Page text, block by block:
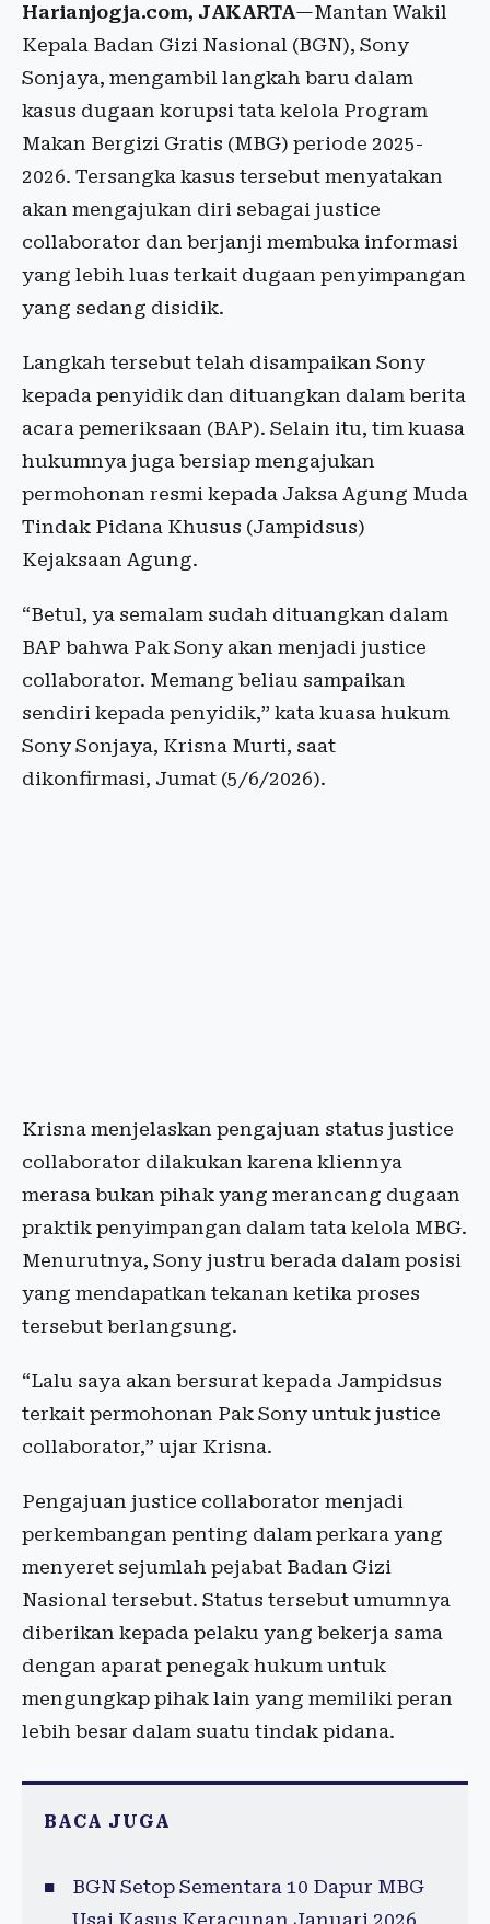
Harianjogja.com, JAKARTA—Mantan Wakil
Kepala Badan Gizi Nasional (BGN), Sony
Sonjaya, mengambil langkah baru dalam
kasus dugaan korupsi tata kelola Program
Makan Bergizi Gratis (MBG) periode 2025-
2026. Tersangka kasus tersebut menyatakan
akan mengajukan diri sebagai justice
collaborator dan berjanji membuka informasi
yang lebih luas terkait dugaan penyimpangan
yang sedang disidik.
Langkah tersebut telah disampaikan Sony
kepada penyidik dan dituangkan dalam berita
acara pemeriksaan (BAP). Selain itu, tim kuasa
hukumnya juga bersiap mengajukan
permohonan resmi kepada Jaksa Agung Muda
Tindak Pidana Khusus (Jampidsus)
Kejaksaan Agung.
“Betul, ya semalam sudah dituangkan dalam
BAP bahwa Pak Sony akan menjadi justice
collaborator. Memang beliau sampaikan
sendiri kepada penyidik,” kata kuasa hukum
Sony Sonjaya, Krisna Murti, saat
dikonfirmasi, Jumat (5/6/2026).
Krisna menjelaskan pengajuan status justice
collaborator dilakukan karena kliennya
merasa bukan pihak yang merancang dugaan
praktik penyimpangan dalam tata kelola MBG.
Menurutnya, Sony justru berada dalam posisi
yang mendapatkan tekanan ketika proses
tersebut berlangsung.
“Lalu saya akan bersurat kepada Jampidsus
terkait permohonan Pak Sony untuk justice
collaborator,” ujar Krisna.
Pengajuan justice collaborator menjadi
perkembangan penting dalam perkara yang
menyeret sejumlah pejabat Badan Gizi
Nasional tersebut. Status tersebut umumnya
diberikan kepada pelaku yang bekerja sama
dengan aparat penegak hukum untuk
mengungkap pihak lain yang memiliki peran
lebih besar dalam suatu tindak pidana.
BACA JUGA
BGN Setop Sementara 10 Dapur MBG
Usai Kasus Keracunan Januari 2026